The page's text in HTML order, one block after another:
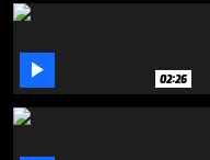
 02:26